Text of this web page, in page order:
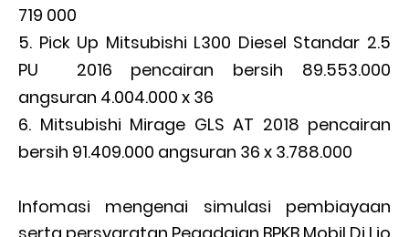
719 000
Pick Up Mitsubishi L300 Diesel Standar 2.5
PU 2016 pencairan bersih 89.553.000
angsuran 4.004.000 x 36
Mitsubishi Mirage GLS AT 2018 pencairan
bersih 91.409.000 angsuran 36 x 3.788.000
Infomasi mengenai simulasi pembiayaan